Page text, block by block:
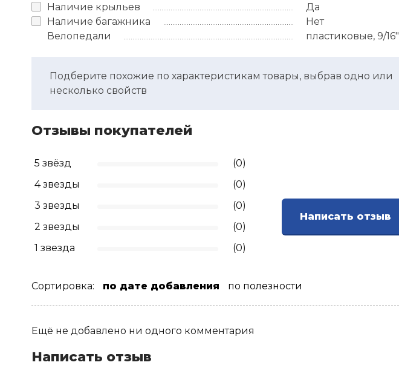
Наличие крыльев
Да
Наличие багажника
Нет
Велопедали
пластиковые, 9/16"
Подберите похожие по характеристикам товары, выбрав одно или
несколько свойств
Отзывы покупателей
5 звёзд
(0)
4 звезды
(0)
3 звезды
(0)
2 звезды
(0)
1 звезда
(0)
Написать отзыв
Сортировка: по дате добавления по полезности
Ещё не добавлено ни одного комментария
Написать отзыв